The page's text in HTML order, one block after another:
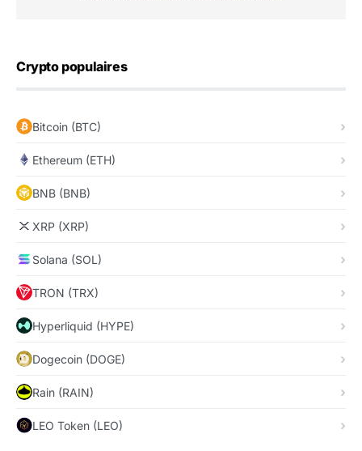
Crypto populaires
Bitcoin (BTC)
Ethereum (ETH)
BNB (BNB)
XRP (XRP)
Solana (SOL)
TRON (TRX)
Hyperliquid (HYPE)
Dogecoin (DOGE)
Rain (RAIN)
LEO Token (LEO)